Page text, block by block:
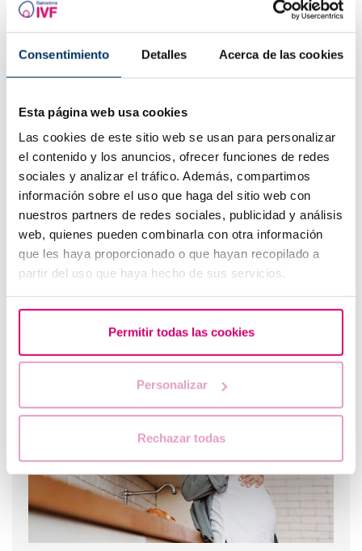
Consentimiento Detalles Acerca de las cookies
Esta página web usa cookies
Las cookies de este sitio web se usan para personalizar
el contenido y los anuncios, ofrecer funciones de redes
sociales y analizar el tráfico. Además, compartimos
información sobre el uso que haga del sitio web con
nuestros partners de redes sociales, publicidad y análisis
web, quienes pueden combinarla con otra información
que les haya proporcionado o que hayan recopilado a
partir del uso que haya hecho de sus servicios.
Permitir todas las cookies
Personalizar
Rechazar todas
Wie lange dauert es, bis sich die befruchtete Eizelle
einnistet?
Endometriose: Lernen Sie, ihre Symptome zu erkennen